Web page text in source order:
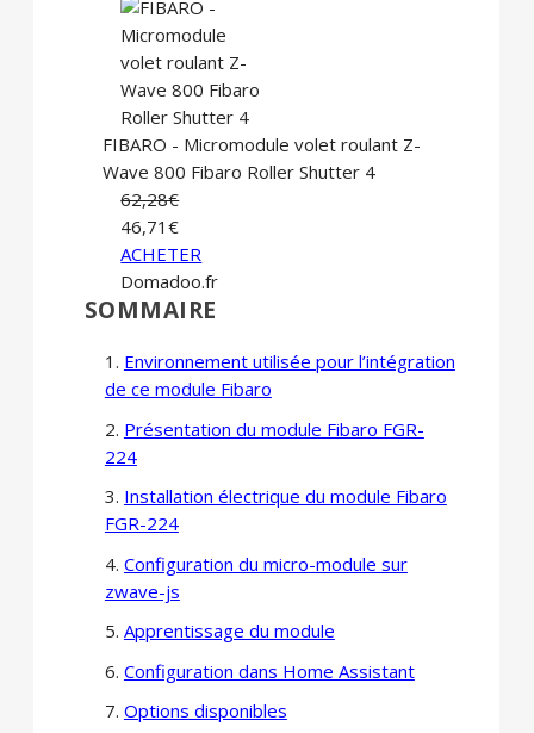
FIBARO - Micromodule volet roulant Z-
Wave 800 Fibaro Roller Shutter 4
62,28€
46,71€
ACHETER
Domadoo.fr
SOMMAIRE
Environnement utilisée pour l’intégration
de ce module Fibaro
Présentation du module Fibaro FGR-
224
Installation électrique du module Fibaro
FGR-224
Configuration du micro-module sur
zwave-js
Apprentissage du module
Configuration dans Home Assistant
Options disponibles